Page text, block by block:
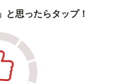
と思ったらタップ！